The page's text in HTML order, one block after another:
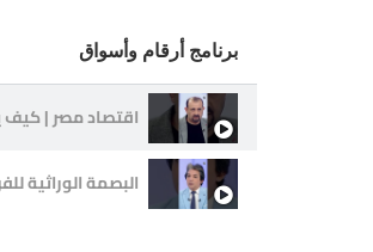
برنامج أرقام وأسواق